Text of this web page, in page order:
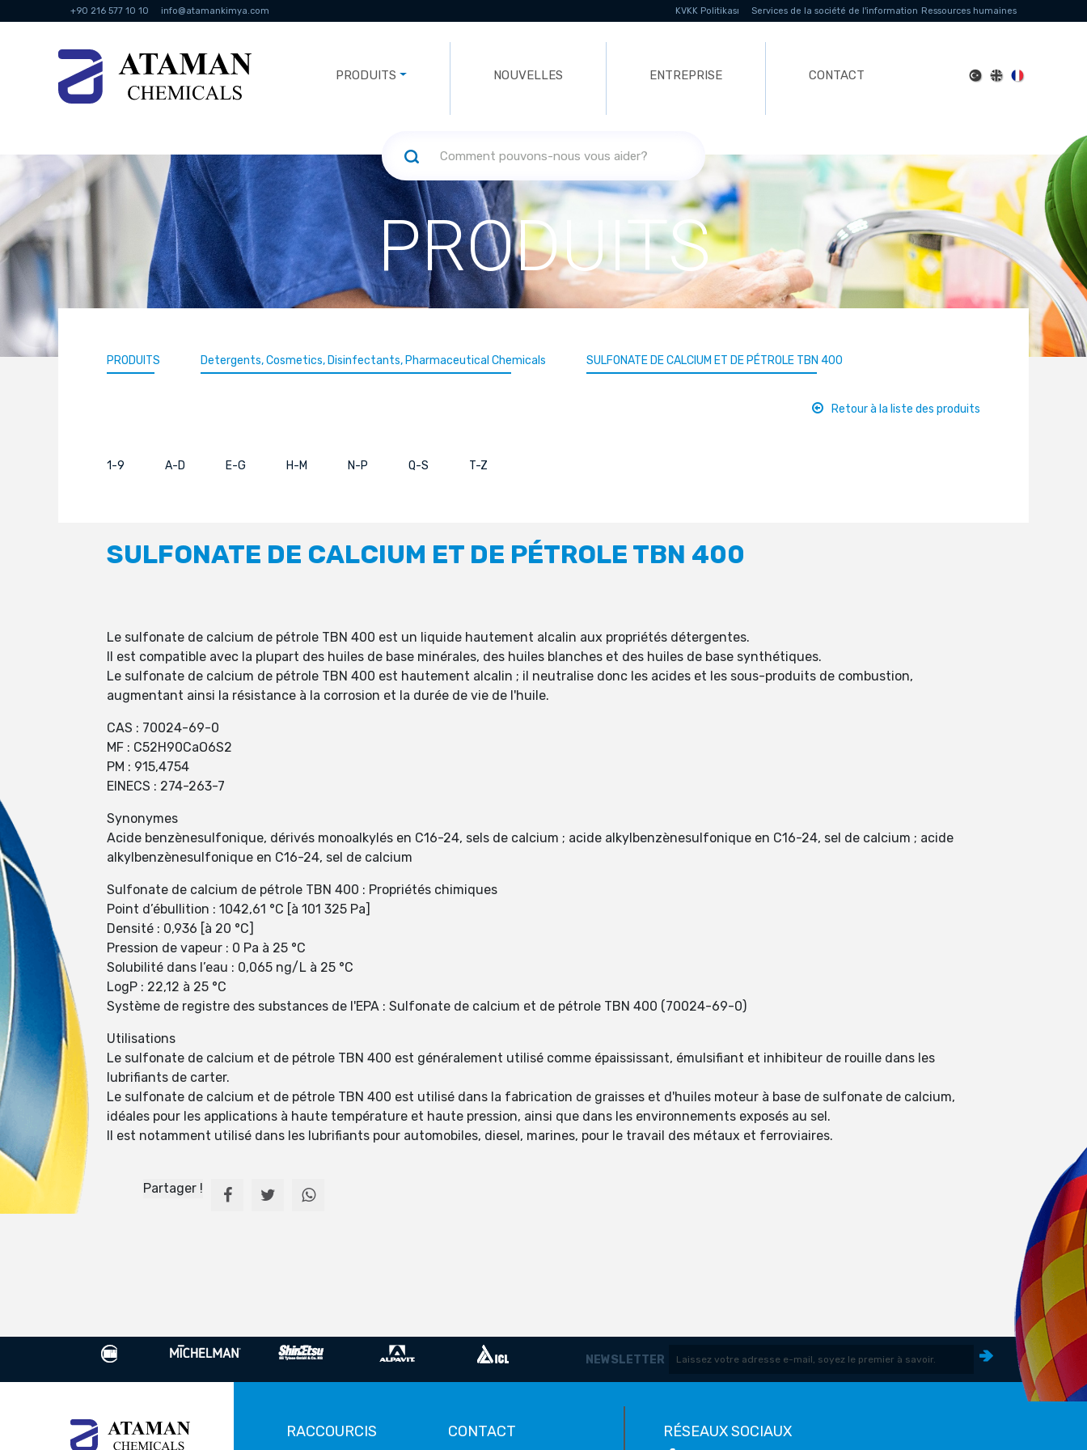
+90 216 577 10 10 info@atamankimya.com KVKK Politikası Services de la société de l'information Ressources humaines
PRODUITS NOUVELLES ENTREPRISE CONTACT
PRODUITS
PRODUITS Detergents, Cosmetics, Disinfectants, Pharmaceutical Chemicals SULFONATE DE CALCIUM ET DE PÉTROLE TBN 400
Retour à la liste des produits
1-9 A-D E-G H-M N-P Q-S T-Z
SULFONATE DE CALCIUM ET DE PÉTROLE TBN 400
Le sulfonate de calcium de pétrole TBN 400 est un liquide hautement alcalin aux propriétés détergentes.
Il est compatible avec la plupart des huiles de base minérales, des huiles blanches et des huiles de base synthétiques.
Le sulfonate de calcium de pétrole TBN 400 est hautement alcalin ; il neutralise donc les acides et les sous-produits de combustion,
augmentant ainsi la résistance à la corrosion et la durée de vie de l'huile.
CAS : 70024-69-0
MF : C52H90CaO6S2
PM : 915,4754
EINECS : 274-263-7
Synonymes
Acide benzènesulfonique, dérivés monoalkylés en C16-24, sels de calcium ; acide alkylbenzènesulfonique en C16-24, sel de calcium ; acide
alkylbenzènesulfonique en C16-24, sel de calcium
Sulfonate de calcium de pétrole TBN 400 : Propriétés chimiques
Point d’ébullition : 1042,61 °C [à 101 325 Pa]
Densité : 0,936 [à 20 °C]
Pression de vapeur : 0 Pa à 25 °C
Solubilité dans l’eau : 0,065 ng/L à 25 °C
LogP : 22,12 à 25 °C
Système de registre des substances de l'EPA : Sulfonate de calcium et de pétrole TBN 400 (70024-69-0)
Utilisations
Le sulfonate de calcium et de pétrole TBN 400 est généralement utilisé comme épaississant, émulsifiant et inhibiteur de rouille dans les
lubrifiants de carter.
Le sulfonate de calcium et de pétrole TBN 400 est utilisé dans la fabrication de graisses et d'huiles moteur à base de sulfonate de calcium,
idéales pour les applications à haute température et haute pression, ainsi que dans les environnements exposés au sel.
Il est notamment utilisé dans les lubrifiants pour automobiles, diesel, marines, pour le travail des métaux et ferroviaires.
Partager !
NEWSLETTER
RACCOURCIS CONTACT RÉSEAUX SOCIAUX